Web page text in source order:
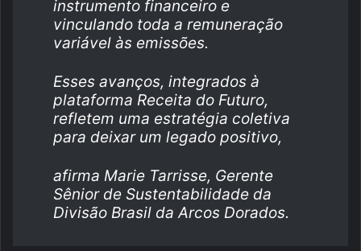
instrumento financeiro e
vinculando toda a remuneração
variável às emissões.
Esses avanços, integrados à
plataforma Receita do Futuro,
refletem uma estratégia coletiva
para deixar um legado positivo,
afirma Marie Tarrisse, Gerente
Sênior de Sustentabilidade da
Divisão Brasil da Arcos Dorados.